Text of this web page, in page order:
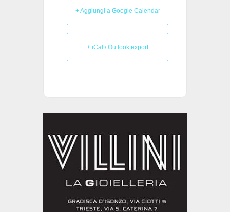
+ Aggiungi a Google Calendar
+ iCal / Outlook export